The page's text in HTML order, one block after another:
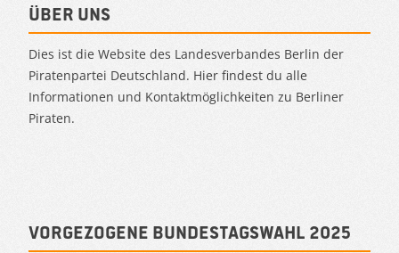
Über uns
Dies ist die Website des Landesverbandes Berlin der
Piratenpartei Deutschland. Hier findest du alle
Informationen und Kontaktmöglichkeiten zu Berliner
Piraten.
Vorgezogene Bundestagswahl 2025